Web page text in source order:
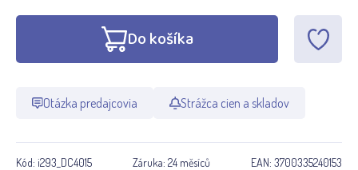
Do košíka
Otázka predajcovia Strážca cien a skladov
Kód: i293_DC4015 Záruka: 24 měsíců EAN: 3700335240153